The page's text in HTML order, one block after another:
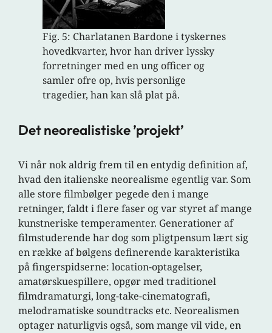
Fig. 5: Charlatanen Bardone i tyskernes
hovedkvarter, hvor han driver lyssky
forretninger med en ung officer og
samler ofre op, hvis personlige
tragedier, han kan slå plat på.
Det neorealistiske ’projekt’
Vi når nok aldrig frem til en entydig definition af,
hvad den italienske neorealisme egentlig var. Som
alle store filmbølger pegede den i mange
retninger, faldt i flere faser og var styret af mange
kunstneriske temperamenter. Generationer af
filmstuderende har dog som pligtpensum lært sig
en række af bølgens definerende karakteristika
på fingerspidserne: location-optagelser,
amatørskuespillere, opgør med traditionel
filmdramaturgi, long-take-cinematografi,
melodramatiske soundtracks etc. Neorealismen
optager naturligvis også, som mange vil vide, en